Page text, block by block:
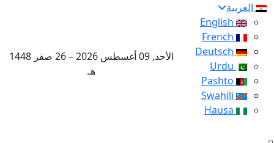
العربية
الأحد, 09 أغسطس 2026 – 26 صفر 1448
هـ